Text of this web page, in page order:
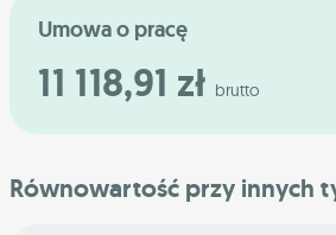
Umowa o pracę
11 118,91 zł brutto
Równowartość przy innych